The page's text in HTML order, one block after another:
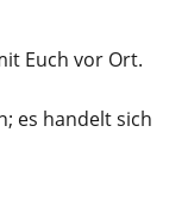
Euch vor Ort.
es handelt sich